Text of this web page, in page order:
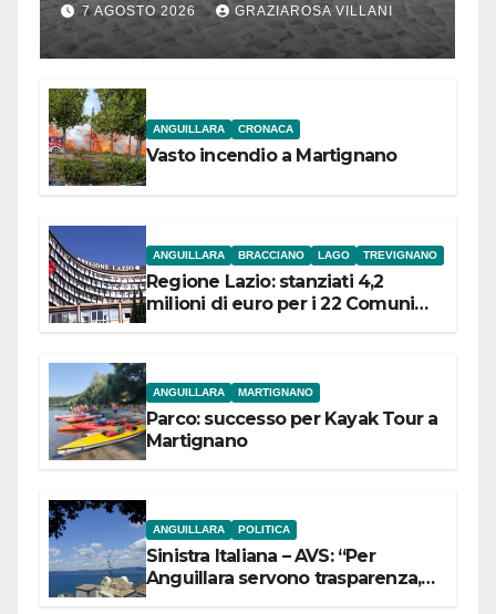
Bracciano: ieri
l’inaugurazione
7 AGOSTO 2026 GRAZIAROSA VILLANI
ANGUILLARA CRONACA
Vasto incendio a Martignano
ANGUILLARA BRACCIANO LAGO TREVIGNANO
Regione Lazio: stanziati 4,2
milioni di euro per i 22 Comuni
ANGUILLARA MARTIGNANO
Parco: successo per Kayak Tour a
Martignano
ANGUILLARA POLITICA
Sinistra Italiana – AVS: “Per
Anguillara servono trasparenza,